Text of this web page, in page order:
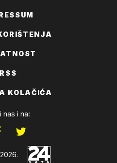
RSS
KOLAČIĆA
nas i na: